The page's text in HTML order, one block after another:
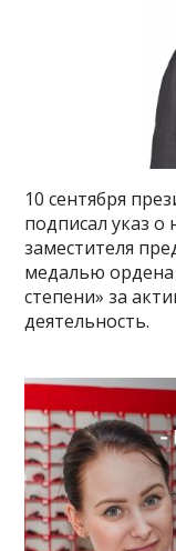
10 сентября
подписал указ
заместителя
медалью ордена
степени» за
деятельность.